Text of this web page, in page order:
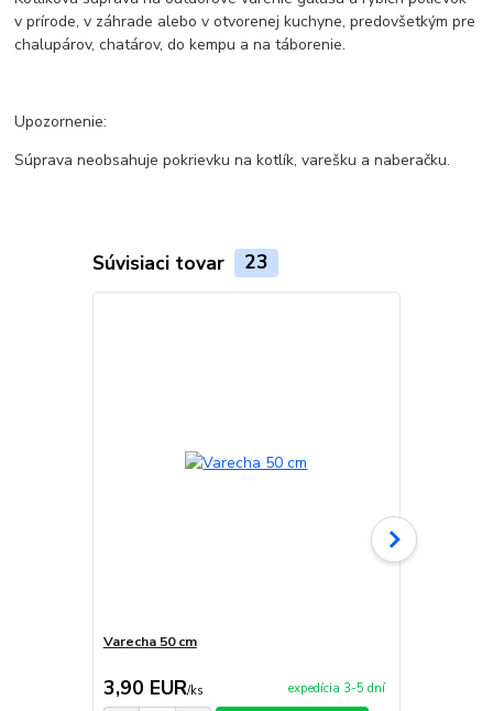
v prírode, v záhrade alebo v otvorenej kuchyne, predovšetkým pre
chalupárov, chatárov, do kempu a na táborenie.
Upozornenie:
Súprava neobsahuje pokrievku na kotlík, varešku a naberačku.
Súvisiaci tovar 23
Varecha 50 cm
3,90 EUR/ks expedícia 3-5 dní